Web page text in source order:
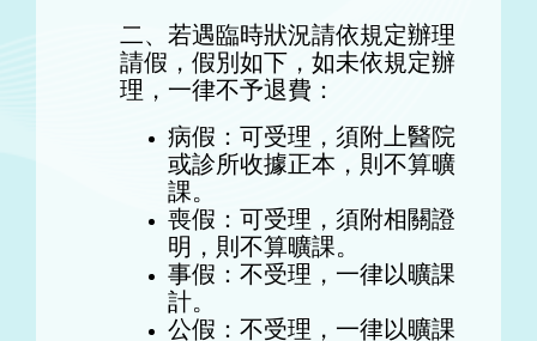
二、若遇臨時狀況請依規定辦理
請假，假別如下，如未依規定辦
理，一律不予退費：
病假：可受理，須附上醫院
或診所收據正本，則不算曠
課。
喪假：可受理，須附相關證
明，則不算曠課。
事假：不受理，一律以曠課
計。
公假：不受理，一律以曠課